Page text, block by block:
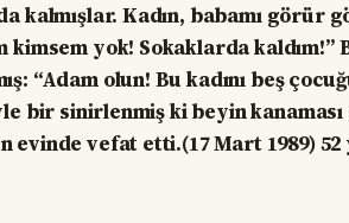
kalmışlar. Kadın, babamı görür
kimsem yok! Sokaklarda
“Adam olun! Bu kadını beş
bir sinirlenmiş ki beyin
evinde vefat etti.(17 Mart 1989) 52